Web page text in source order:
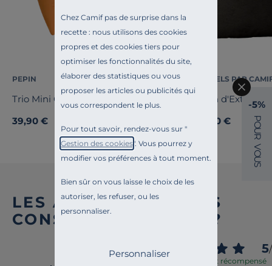
Chez Camif pas de surprise dans la
recette : nous utilisons des cookies
propres et des cookies tiers pour
optimiser les fonctionnalités du site,
élaborer des statistiques ou vous
proposer les articles ou publicités qui
vous correspondent le plus.
Pour tout savoir, rendez-vous sur "
Gestion des cookies". Vous pourrez y
modifier vos préférences à tout moment.
Bien sûr on vous laisse le choix de les
autoriser, les refuser, ou les
personnaliser.
Personnaliser
PEPIN
Trio Mini Olla - Les Iconiques
39,90 €
ESSENTIELS PAR
Coussin
15,00 €
LES AVIS DES AUTRES
CONSOMM’ACTEURS ?
5/
Avis vérifié et récompensé
-5%
P
O
U
R
V
O
U
S